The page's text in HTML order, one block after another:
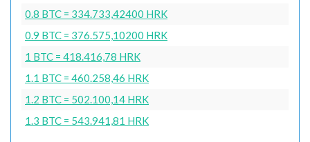
0.8 BTC = 334.733,42400 HRK
0.9 BTC = 376.575,10200 HRK
1 BTC = 418.416,78 HRK
1.1 BTC = 460.258,46 HRK
1.2 BTC = 502.100,14 HRK
1.3 BTC = 543.941,81 HRK